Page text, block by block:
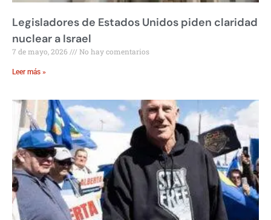
Legisladores de Estados Unidos piden claridad
nuclear a Israel
7 de mayo, 2026 No hay comentarios
Leer más »